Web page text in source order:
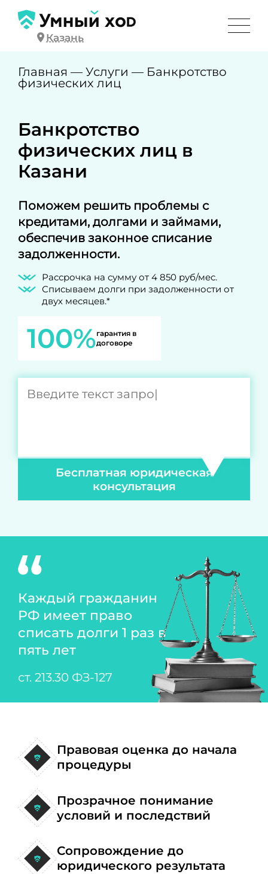
Казань
Главная — Услуги — Банкротство
физических лиц
Банкротство
физических лиц в
Казани
Поможем решить проблемы с
кредитами, долгами и займами,
обеспечив законное списание
задолженности.
Рассрочка на сумму от 4 850 руб/мес.
Списываем долги при задолженности от
двух месяцев.*
100%гарантия в
договоре
Бесплатная юридическая
консультация
Каждый гражданин
РФ имеет право
списать долги 1 раз в
пять лет
ст. 213.30 ФЗ-127
Правовая оценка до начала
процедуры
Прозрачное понимание
условий и последствий
Сопровождение до
юридического результата